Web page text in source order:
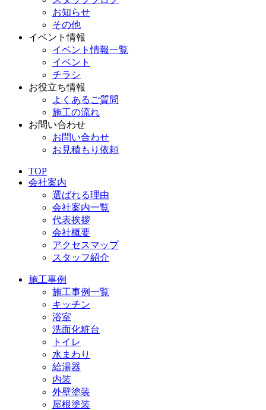
お知らせ
その他
イベント情報
イベント情報一覧
イベント
チラシ
お役立ち情報
よくあるご質問
施工の流れ
お問い合わせ
お問い合わせ
お見積もり依頼
TOP
会社案内
選ばれる理由
会社案内一覧
代表挨拶
会社概要
アクセスマップ
スタッフ紹介
施工事例
施工事例一覧
キッチン
浴室
洗面化粧台
トイレ
水まわり
給湯器
内装
外壁塗装
屋根塗装